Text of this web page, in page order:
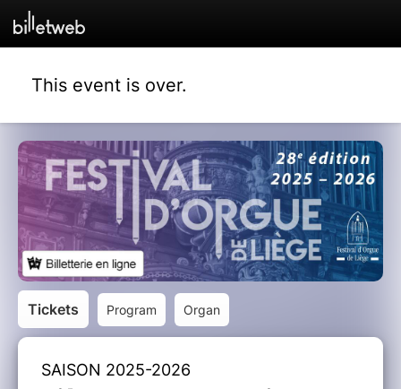
This event is over.
Tickets Program Organ
SAISON 2025-2026